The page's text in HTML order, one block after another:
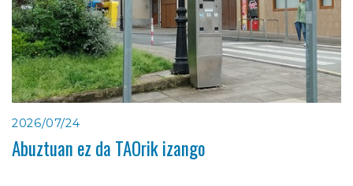
2026/07/24
Abuztuan ez da TAOrik izango